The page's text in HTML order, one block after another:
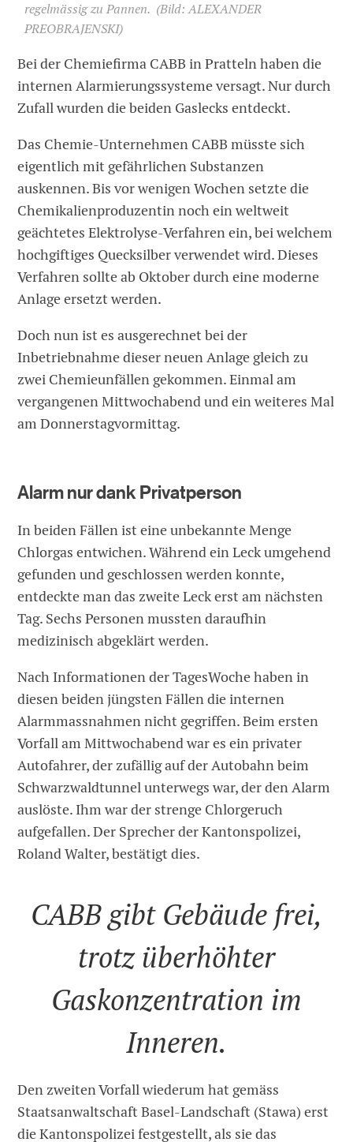
regelmässig zu Pannen. (Bild: ALEXANDER
PREOBRAJENSKI)
Bei der Chemiefirma CABB in Pratteln haben die
internen Alarmierungssysteme versagt. Nur durch
Zufall wurden die beiden Gaslecks entdeckt.
Das Chemie-Unternehmen CABB müsste sich
eigentlich mit gefährlichen Substanzen
auskennen. Bis vor wenigen Wochen setzte die
Chemikalienproduzentin noch ein weltweit
geächtetes Elektrolyse-Verfahren ein, bei welchem
hochgiftiges Quecksilber verwendet wird. Dieses
Verfahren sollte ab Oktober durch eine moderne
Anlage ersetzt werden.
Doch nun ist es ausgerechnet bei der
Inbetriebnahme dieser neuen Anlage gleich zu
zwei Chemieunfällen gekommen. Einmal am
vergangenen Mittwochabend und ein weiteres Mal
am Donnerstagvormittag.
Alarm nur dank Privatperson
In beiden Fällen ist eine unbekannte Menge
Chlorgas entwichen. Während ein Leck umgehend
gefunden und geschlossen werden konnte,
entdeckte man das zweite Leck erst am nächsten
Tag. Sechs Personen mussten daraufhin
medizinisch abgeklärt werden.
Nach Informationen der TagesWoche haben in
diesen beiden jüngsten Fällen die internen
Alarmmassnahmen nicht gegriffen. Beim ersten
Vorfall am Mittwochabend war es ein privater
Autofahrer, der zufällig auf der Autobahn beim
Schwarzwaldtunnel unterwegs war, der den Alarm
auslöste. Ihm war der strenge Chlorgeruch
aufgefallen. Der Sprecher der Kantonspolizei,
Roland Walter, bestätigt dies.
CABB gibt Gebäude frei,
trotz überhöhter
Gaskonzentration im
Inneren.
Den zweiten Vorfall wiederum hat gemäss
Staatsanwaltschaft Basel-Landschaft (Stawa) erst
die Kantonspolizei festgestellt, als sie das